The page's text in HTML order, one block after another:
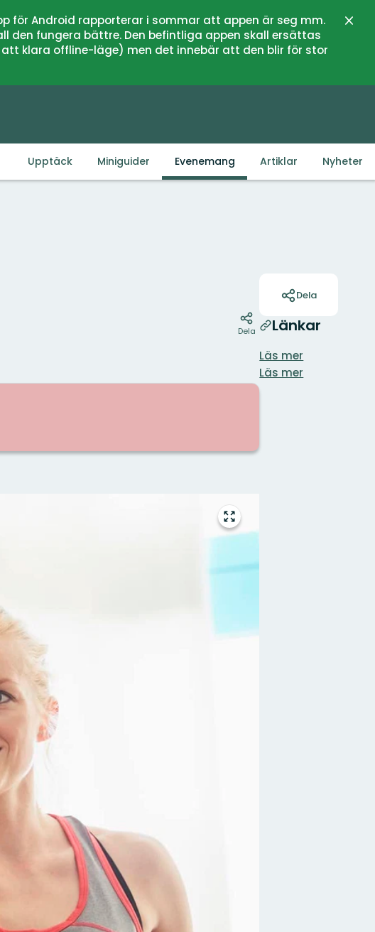
för Android rapporterar i sommar att appen är seg mm.
den fungera bättre. Den befintliga appen skall ersättas
klara offline-läge) men det innebär att den blir för stor
Upptäck Miniguider Evenemang Artiklar Nyheter
Dela
Gå
till
Dela
Länkar
Läs mer
Läs mer